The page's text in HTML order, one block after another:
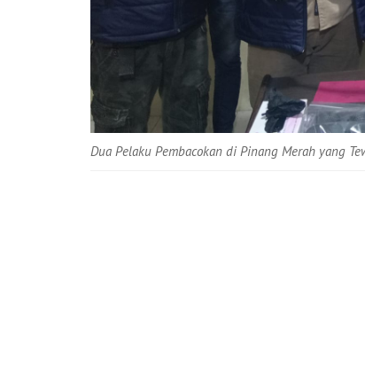
Dua Pelaku Pembacokan di Pinang Merah yang